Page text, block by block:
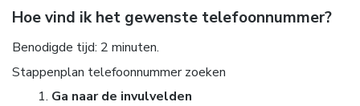
Hoe vind ik het gewenste telefoonnummer?
Benodigde tijd: 2 minuten.
Stappenplan telefoonnummer zoeken
Ga naar de invulvelden